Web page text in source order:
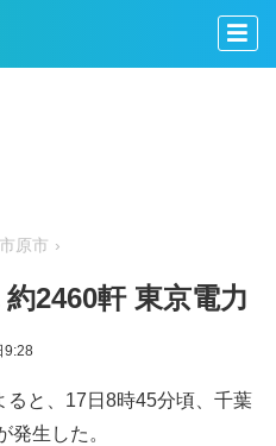
市原市
2460軒 東京電力
9:28
と、17日8時45分頃、千葉
発生した。